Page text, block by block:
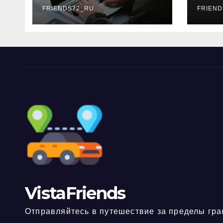
FRIENDS72_RU
VistaFriends
Отправляйтесь в путешествие за пределы